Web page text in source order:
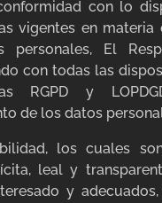
con lo
vigentes en materia
personales, El
con todas las
RGPD y
de los datos
los cuales
leal y
y